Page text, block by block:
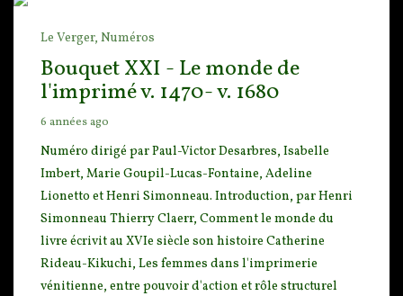
Le Verger, Numéros
Bouquet XXI - Le monde de
l'imprimé v. 1470- v. 1680
6 années ago
Numéro dirigé par Paul-Victor Desarbres, Isabelle
Imbert, Marie Goupil-Lucas-Fontaine, Adeline
Lionetto et Henri Simonneau. Introduction, par Henri
Simonneau Thierry Claerr, Comment le monde du
livre écrivit au XVIe siècle son histoire Catherine
Rideau-Kikuchi, Les femmes dans l'imprimerie
vénitienne, entre pouvoir d'action et rôle structurel